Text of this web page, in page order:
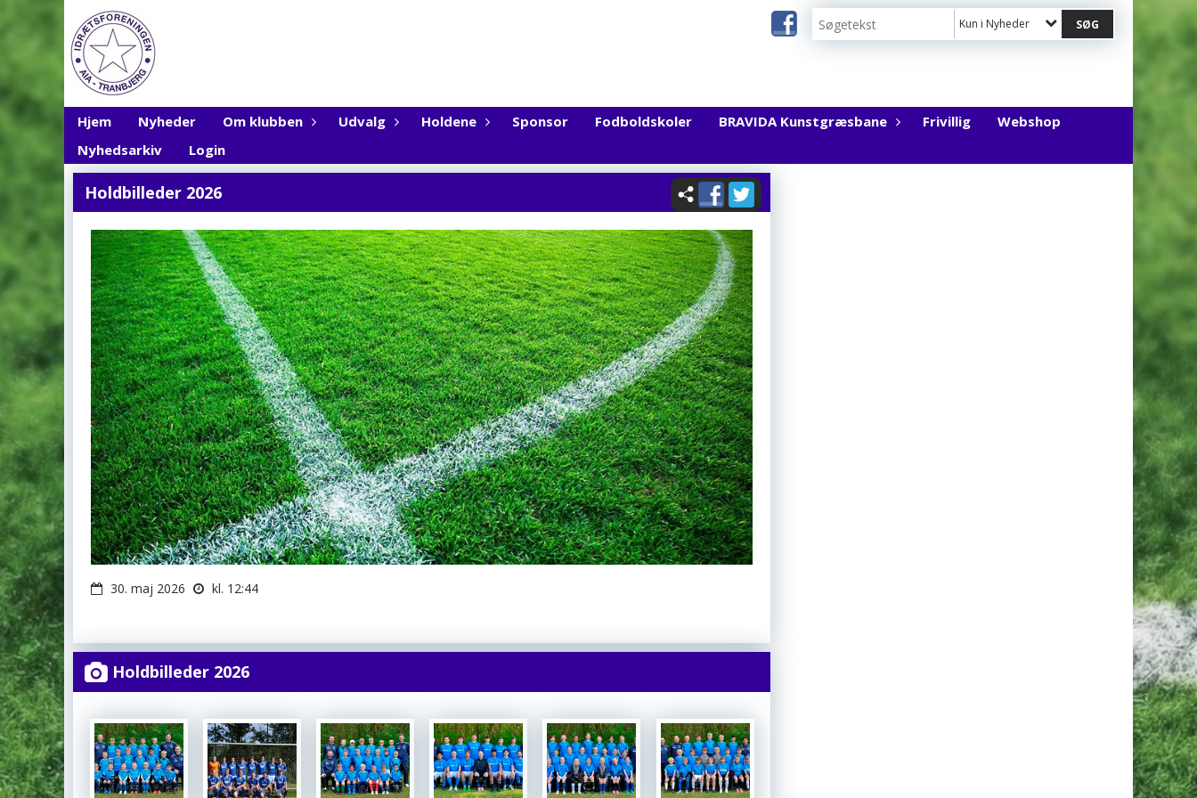
Kun i Nyheder
Hjem Nyheder Om klubben Udvalg Holdene Sponsor Fodboldskoler BRAVIDA Kunstgræsbane Frivillig
Webshop
Nyhedsarkiv
Login
Holdbilleder 2026
30. maj 2026 kl. 12:44
Holdbilleder 2026